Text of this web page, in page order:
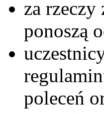
za
ponoszą
poleceń